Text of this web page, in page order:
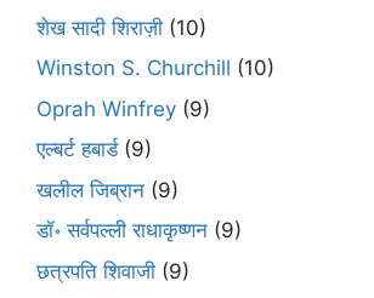
शेख सादी शिराज़ी (10)
Winston S. Churchill (10)
Oprah Winfrey (9)
एल्बर्ट हबार्ड(9)
खलील जिब्रान (9)
डॉ॰ सर्वपल्ली राधाकृष्णन (9)
छत्रपति शिवाजी (9)